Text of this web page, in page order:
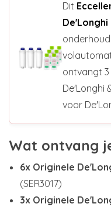
Dit
De'Longhi
ontvangt
De'Longhi
voor
Wat ontvang
6x Originele
(SER3017)
3x Originele